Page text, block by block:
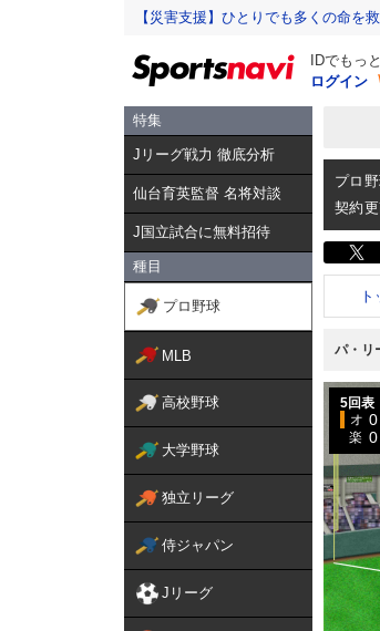
【災害支援】ひとりでも多くの命を
IDでもっ
ログイン
特集
Jリーグ戦力 徹底分析
仙台育英監督 名将対談
J国立試合に無料招待
種目
プロ野球
MLB
高校野球
大学野球
独立リーグ
侍ジャパン
Jリーグ
プロ
契約
パ・リ
5回表
オ 0
楽 0